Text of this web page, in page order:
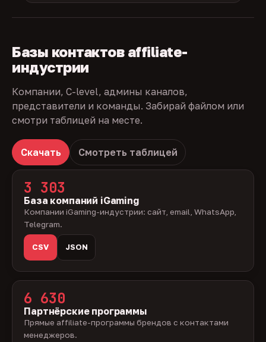
Базы контактов affiliate-
индустрии
Компании, C-level, админы каналов,
представители и команды. Забирай файлом или
смотри таблицей на месте.
Скачать Смотреть таблицей
3 303
База компаний iGaming
Компании iGaming-индустрии: сайт, email, WhatsApp,
Telegram.
CSV JSON
6 630
Партнёрские программы
Прямые affiliate-программы брендов с контактами
менеджеров.